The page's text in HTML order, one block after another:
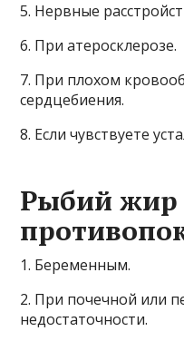
5. Нервные
6. При атеросклерозе.
7. При плохом
сердцебиения.
8. Если чувствуете
Рыбий жир
1. Беременным.
2. При почечной или
недостаточности.